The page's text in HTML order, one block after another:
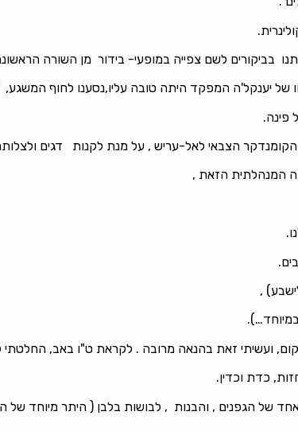
בביקורים לשם צפייה במופעי- בידור מן השורה
של יענקל'ה המפקד היתה טובה עליו,נסענו לחוף
פינה.
הצבאי לאל-עריש , על מנת לקנות דגים
המנהלתית הזאת ,
,
ועשיתי זאת בהנאה מרובה . לקראת ט"ו באב,
כדת וכדין.
הגפנים , והבנות , לבושות בלבן ( היתר מיוחד של